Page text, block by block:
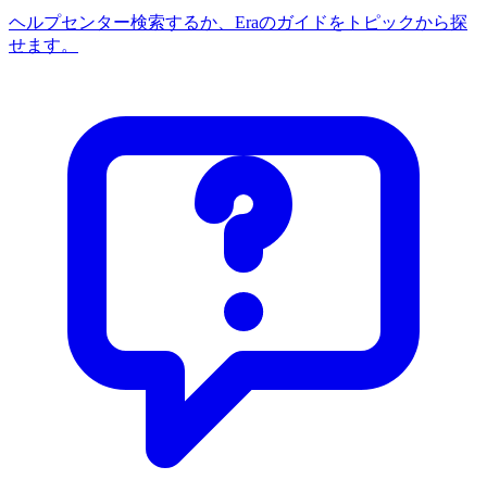
ヘルプセンター検索するか、Eraのガイドをトピックから探
せます。